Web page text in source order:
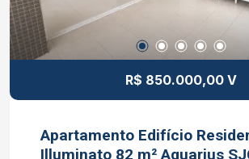
R$ 850.000,00 V
Apartamento Edifício
Illuminato 82 m² Aquarius